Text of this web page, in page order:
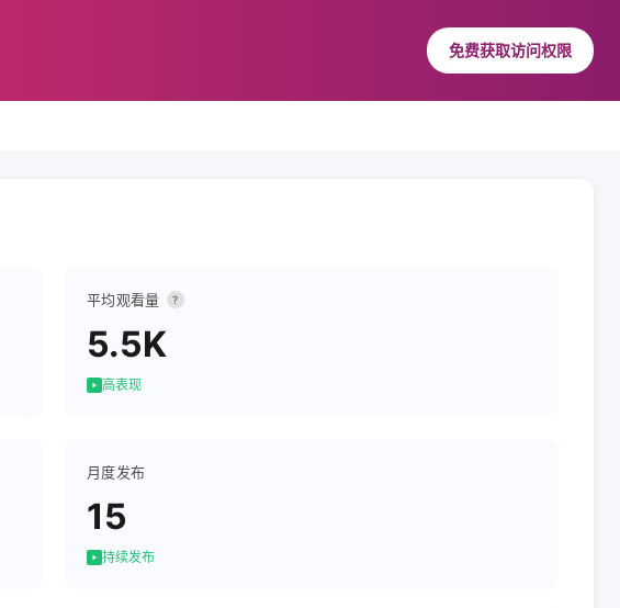
免费获取访问权限
平均观看量 ?
5.5K
高表现
月度发布
15
持续发布